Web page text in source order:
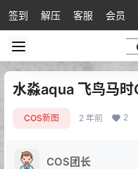
签到 解压 客服 会员
水淼aqua 飞鸟马
COS新图 2 年前 2
COS团长